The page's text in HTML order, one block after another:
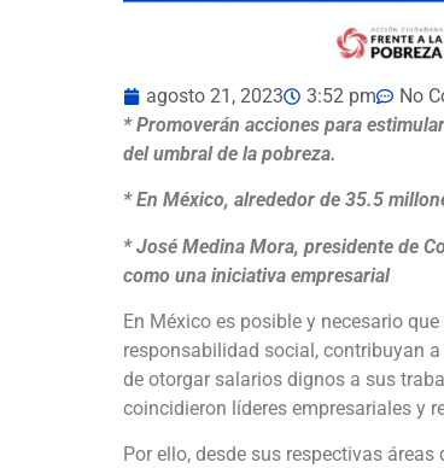
agosto 21, 2023 3:52 pm
No
* Promoverán acciones para
del umbral de la pobreza.
* En México, alrededor de 35.5
* José Medina Mora, presidente de
como una iniciativa empresarial
En México es posible y necesario
responsabilidad social, contribuyan
de otorgar salarios dignos a sus
coincidieron líderes empresariales y
Por ello, desde sus respectivas